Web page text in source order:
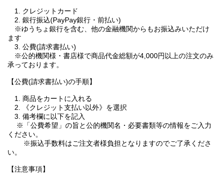
1. クレジットカード
2. 銀行振込(PayPay銀行・前払い)
※ゆうちょ銀行を含む、他の金融機関からもお振込みいただけ
ます
3. 公費(請求書払い)
※公的機関様・書店様で商品代金総額が4,000円以上の注文のみ
承っております。
【公費(請求書払い)の手順】
1. 商品をカートに入れる
2. 《クレジット支払い以外》を選択
3. 備考欄に以下を記入
※「公費希望」の旨と公的機関名・必要書類等の情報をご入力
ください。
※振込手数料はご注文者様負担となりますのでご了承くださ
い。
【注意事項】